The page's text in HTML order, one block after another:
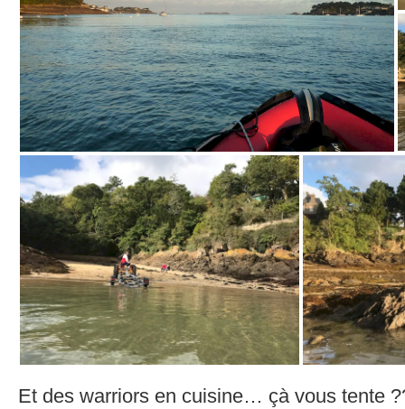
Et des warriors en cuisine… çà vous tente